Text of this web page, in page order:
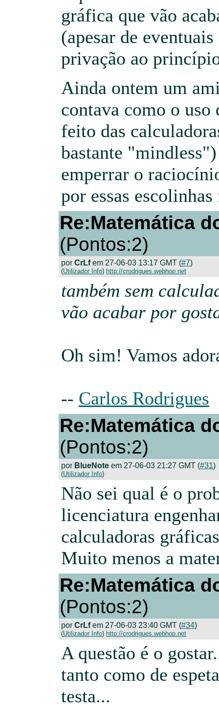
gráfica que vão
(apesar de
privação ao
Ainda ontem um
contava como o uso
feito das
bastante
emperrar o
por essas
Re:Matemática
(Pontos:2)
por CrLfem 27-06-03 13:17 GMT (#7)
(Utilizador Info) http://crodrigues.webhop.net
também sem
vão acabar por
Oh sim! Vamos
-- Carlos Rodrigues
Re:Matemática
(Pontos:2)
por BlueNote em 27-06-03 21:27 GMT (#31)
(Utilizador Info)
Não sei qual é o
licenciatura
calculadoras
Muito menos a
Re:Matemática
(Pontos:2)
por CrLfem 27-06-03 23:40 GMT (#34)
(Utilizador Info) http://crodrigues.webhop.net
A questão é o
tanto como de
testa...